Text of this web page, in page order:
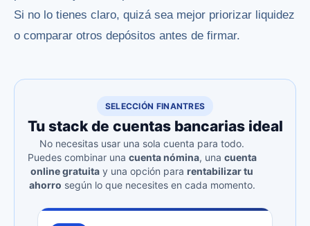
Si no lo tienes claro, quizá sea mejor priorizar liquidez
o comparar otros depósitos antes de firmar.
SELECCIÓN FINANTRES
Tu stack de cuentas bancarias ideal
No necesitas usar una sola cuenta para todo.
Puedes combinar una cuenta nómina, una cuenta
online gratuita y una opción para rentabilizar tu
ahorro según lo que necesites en cada momento.